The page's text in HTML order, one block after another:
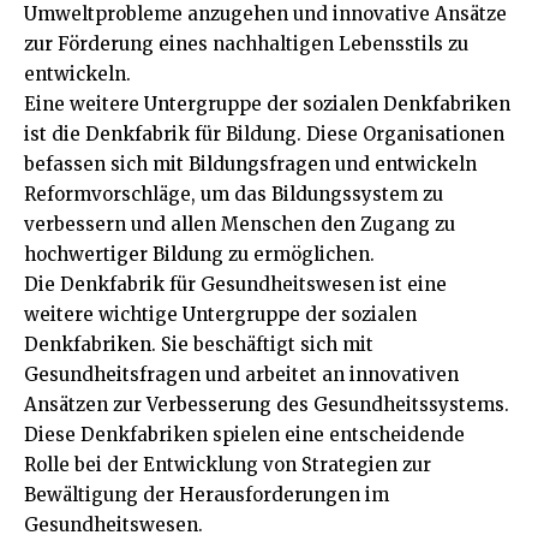
Umweltprobleme anzugehen und innovative Ansätze
zur Förderung eines nachhaltigen Lebensstils zu
entwickeln.
Eine weitere Untergruppe der sozialen Denkfabriken
ist die Denkfabrik für Bildung. Diese Organisationen
befassen sich mit Bildungsfragen und entwickeln
Reformvorschläge, um das Bildungssystem zu
verbessern und allen Menschen den Zugang zu
hochwertiger Bildung zu ermöglichen.
Die Denkfabrik für Gesundheitswesen ist eine
weitere wichtige Untergruppe der sozialen
Denkfabriken. Sie beschäftigt sich mit
Gesundheitsfragen und arbeitet an innovativen
Ansätzen zur Verbesserung des Gesundheitssystems.
Diese Denkfabriken spielen eine entscheidende
Rolle bei der Entwicklung von Strategien zur
Bewältigung der Herausforderungen im
Gesundheitswesen.